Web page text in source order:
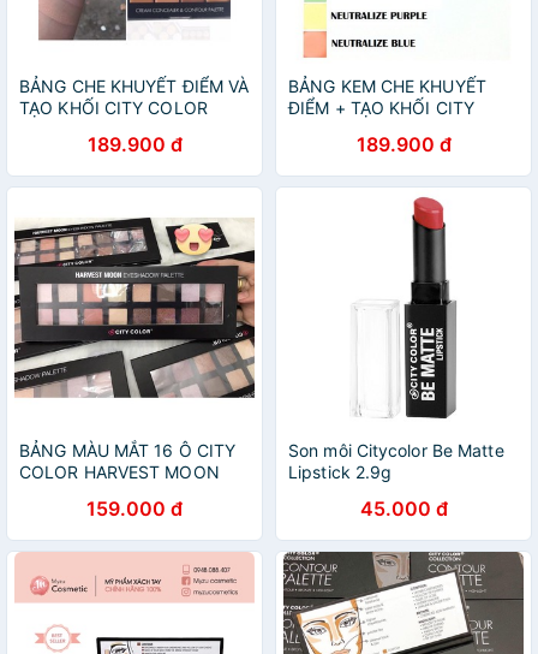
BẢNG CHE KHUYẾT ĐIỂM VÀ
TẠO KHỐI CITY COLOR
CONTOUR PALETTE
189.900 đ
BẢNG KEM CHE KHUYẾT
ĐIỂM + TẠO KHỐI CITY
189.900 đ
BẢNG MÀU MẮT 16 Ô CITY
COLOR HARVEST MOON
159.000 đ
Son môi Citycolor Be Matte
Lipstick 2.9g
45.000 đ